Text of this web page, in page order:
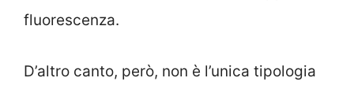
fluorescenza.
D’altro canto, però, non è l’unica tipologia